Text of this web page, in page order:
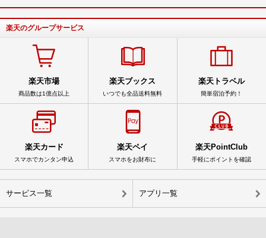
楽天のグループサービス
楽天市場
商品数は1億点以上
楽天ブックス
いつでも全品送料無料
楽天トラベル
簡単宿泊予約！
楽天カード
スマホでカンタン申込
楽天ペイ
スマホをお財布に
楽天PointClub
手軽にポイントを確認
サービス一覧 アプリ一覧